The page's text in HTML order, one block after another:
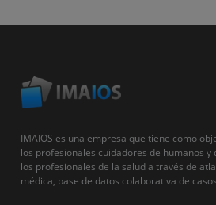
IMAIOS es una empresa que tiene como
los profesionales cuidadores de humanos y
los profesionales de la salud a través de
médica, base de datos colaborativa de